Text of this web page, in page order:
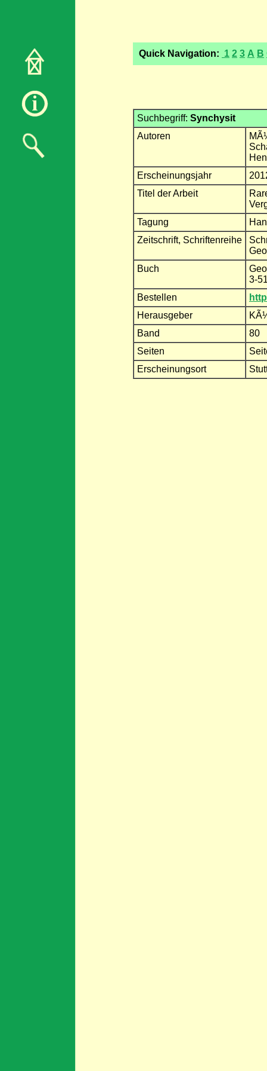
Quick Navigation: 1 2 3 A B
Suchbegriff: Synchysit
Autoren
Erscheinungsjahr
Titel der Arbeit
Tagung
Zeitschrift, Schriftenreihe
Buch
3-
Bestellen
Herausgeber
Band
80
Seiten
Erscheinungsort